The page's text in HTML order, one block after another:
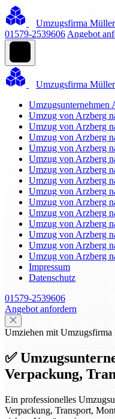
Umzugsfirma Müller
01579-2539606 Angebot
Umzugsfirma Müller
Umzugsunternehmen
Umzug von Arzberg
Umzug von Arzberg
Umzug von Arzberg
Umzug von Arzberg
Umzug von Arzberg
Umzug von Arzberg
Umzug von Arzberg
Umzug von Arzberg
Umzug von Arzberg
Umzug von Arzberg
Umzug von Arzberg
Umzug von Arzberg
Umzug von Arzberg
Umzug von Arzberg
Impressum
Datenschutz
01579-2539606
Angebot anfordern
Umziehen mit
✅
Verpackung,
Ein professionelles
Verpackung, Transport,